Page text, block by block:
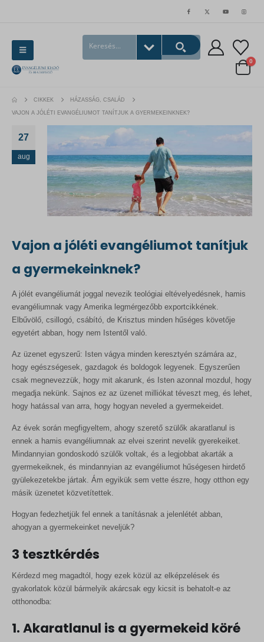
0
CIKKEK HÁZASSÁG, CSALÁD
VAJON A JÓLÉTI EVANGÉLIUMOT TANÍTJUK A GYERMEKEINKNEK?
27
aug
Vajon a jóléti evangéliumot tanítjuk
a gyermekeinknek?
A jólét evangéliumát joggal nevezik teológiai eltévelyedésnek, hamis
evangéliumnak vagy Amerika legmérgezőbb exportcikkének.
Elbűvölő, csillogó, csábító, de Krisztus minden hűséges követője
egyetért abban, hogy nem Istentől való.
Az üzenet egyszerű: Isten vágya minden keresztyén számára az,
hogy egészségesek, gazdagok és boldogok legyenek. Egyszerűen
csak megnevezzük, hogy mit akarunk, és Isten azonnal mozdul, hogy
megadja nekünk. Sajnos ez az üzenet milliókat téveszt meg, és lehet,
hogy hatással van arra, hogy hogyan neveled a gyermekeidet.
Az évek során megfigyeltem, ahogy szerető szülők akaratlanul is
ennek a hamis evangéliumnak az elvei szerint nevelik gyerekeiket.
Mindannyian gondoskodó szülők voltak, és a legjobbat akarták a
gyermekeiknek, és mindannyian az evangéliumot hűségesen hirdető
gyülekezetekbe jártak. Ám egyikük sem vette észre, hogy otthon egy
másik üzenetet közvetítettek.
Hogyan fedezhetjük fel ennek a tanításnak a jelenlétét abban,
ahogyan a gyermekeinket neveljük?
3 tesztkérdés
Kérdezd meg magadtól, hogy ezek közül az elképzelések és
gyakorlatok közül bármelyik akárcsak egy kicsit is behatolt-e az
otthonodba:
1. Akaratlanul is a gyermekeid köré